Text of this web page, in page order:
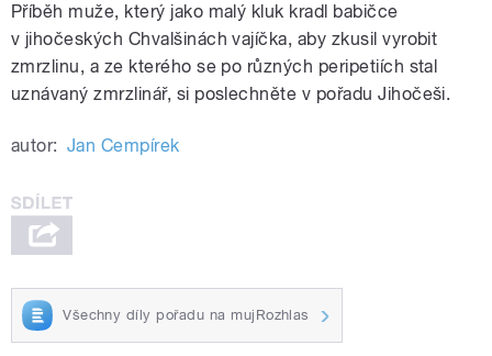
Příběh muže, který jako malý kluk kradl babičce
v jihočeských Chvalšinách vajíčka, aby zkusil vyrobit
zmrzlinu, a ze kterého se po různých peripetiích stal
uznávaný zmrzlinář, si poslechněte v pořadu Jihočeši.
autor: Jan Cempírek
Všechny díly pořadu na mujRozhlas